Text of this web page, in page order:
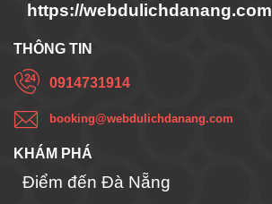
https://webdulichdanang.com
THÔNG TIN
0914731914
booking@webdulichdanang.com
KHÁM PHÁ
Điểm đến Đà Nẵng